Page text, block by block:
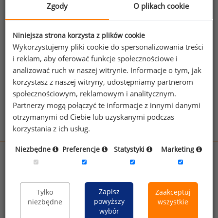
obsługi kluczowych klientów.
Jeżeli posiadasz dostęp, do pełnego raportu
jednego z powyższych stanowisk możesz za
jego pomocą sprawdzić raporty dla
pozostałych.
Wykorzystaj kod
Aby otrzymać darmowy kod dostępu weź udział
wOgólnopolskim Badaniu Wynagrodzeń.
wynagrodzenia.pl
rynekpracy.pl
raportyplacowe.pl
badania
HR.pl
Zgody O plikach cookie
Niniejsza strona korzysta z plików cookie
Wykorzystujemy pliki cookie do spersonalizowania treści
i reklam, aby oferować funkcje społecznościowe i
analizować ruch w naszej witrynie. Informacje o tym, jak
korzystasz z naszej witryny, udostępniamy partnerom
społecznościowym, reklamowym i analitycznym.
Partnerzy mogą połączyć te informacje z innymi danymi
otrzymanymi od Ciebie lub uzyskanymi podczas
korzystania z ich usług.
Niezbędne Preferencje Statystyki Marketing
Tylko
niezbędne
Zapisz
powyższy
wybór
Zaakceptuj
wszystkie